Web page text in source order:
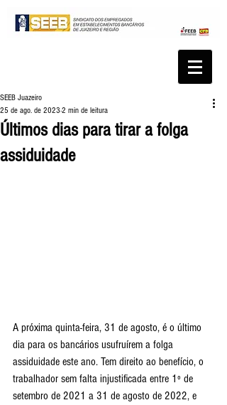
Últimos dias para tirar a folga
assiduidade
SEEB Juazeiro
25 de ago. de 2023 2 min de leitura
A próxima quinta-feira, 31 de agosto, é o último
dia para os bancários usufruírem a folga
assiduidade este ano. Tem direito ao benefício, o
trabalhador sem falta injustificada entre 1º de
setembro de 2021 a 31 de agosto de 2022, e